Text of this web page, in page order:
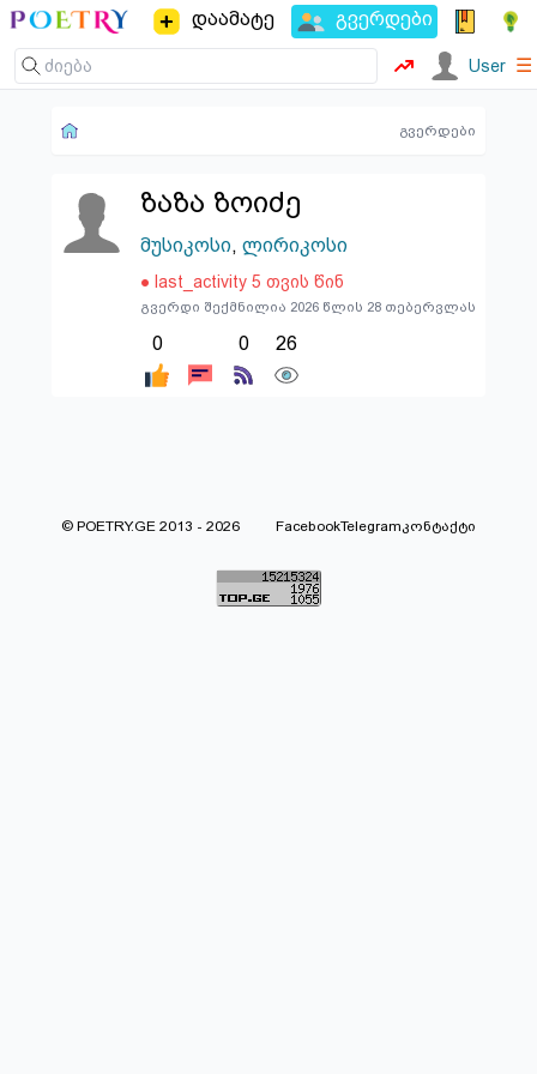
დაამატე გვერდები
User ☰
გვერდები
ზაზა ზოიძე
მუსიკოსი, ლირიკოსი
● last_activity 5 თვის წინ
გვერდი შექმნილია 2026 წლის 28 თებერვლას
0 0 26
© POETRY.GE 2013 - 2026 FacebookTelegramკონტაქტი